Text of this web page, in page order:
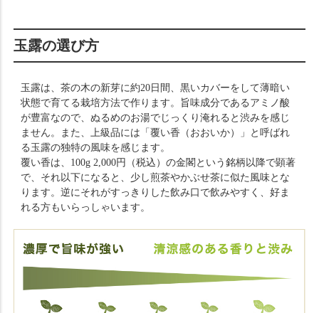
玉露の選び方
玉露は、茶の木の新芽に約20日間、黒いカバーをして薄暗い
状態で育てる栽培方法で作ります。旨味成分であるアミノ酸
が豊富なので、ぬるめのお湯でじっくり淹れると渋みを感じ
ません。また、上級品には「覆い香（おおいか）」と呼ばれ
る玉露の独特の風味を感じます。
覆い香は、100g 2,000円（税込）の金閣という銘柄以降で顕著
で、それ以下になると、少し煎茶やかぶせ茶に似た風味とな
ります。逆にそれがすっきりした飲み口で飲みやすく、好ま
れる方もいらっしゃいます。